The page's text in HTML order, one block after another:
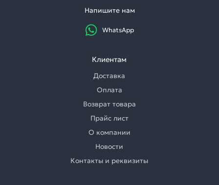
Напишите нам
WhatsApp
Клиентам
Доставка
Оплата
Возврат товара
Прайс лист
О компании
Новости
Контакты и реквизиты